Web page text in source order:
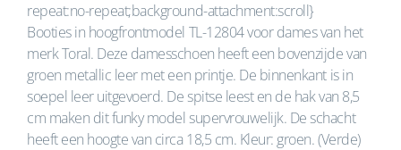
repeat:no-repeat;background-attachment:scroll}
Booties in hoogfrontmodel TL-12804 voor dames van het
merk Toral. Deze damesschoen heeft een bovenzijde van
groen metallic leer met een printje. De binnenkant is in
soepel leer uitgevoerd. De spitse leest en de hak van 8,5
cm maken dit funky model supervrouwelijk. De schacht
heeft een hoogte van circa 18,5 cm. Kleur: groen. (Verde)